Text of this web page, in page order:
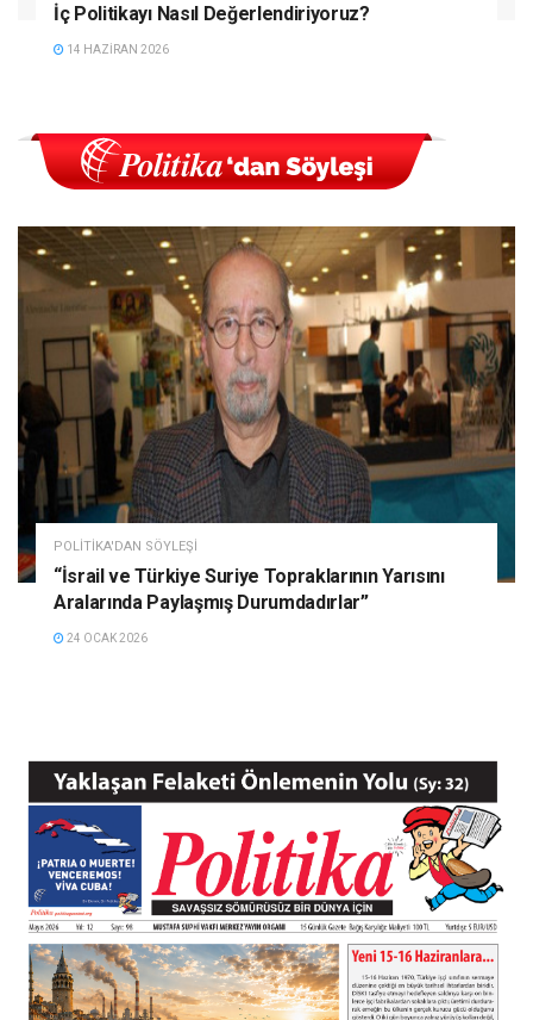
İç Politikayı Nasıl Değerlendiriyoruz?
14 HAZIRAN 2026
POLITIKA'DAN SÖYLEŞI
“İsrail ve Türkiye Suriye Topraklarının Yarısını
Aralarında Paylaşmış Durumdadırlar”
24 OCAK 2026